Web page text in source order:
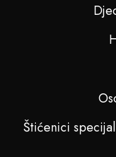
Štićenici